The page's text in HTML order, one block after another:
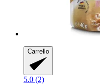
Carrello
5.0 (2)